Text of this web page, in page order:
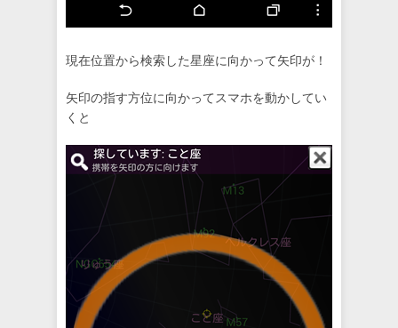
現在位置から検索した星座に向かって矢印が！
矢印の指す方位に向かってスマホを動かしてい
くと